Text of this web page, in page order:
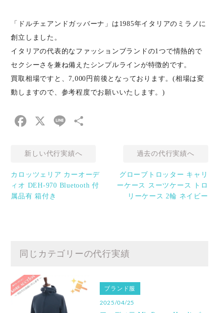
「ドルチェアンドガッバーナ」は1985年イタリアのミラノに
創立しました。
イタリアの代表的なファッションブランドの1つで情熱的で
セクシーさを兼ね備えたシンプルラインが特徴的です。
買取相場ですと、7,000円前後となっております。(相場は変
動しますので、参考程度でお願いいたします。)
Facebook
X Line
新しい代行実績へ
カロッツェリア カーオーデ
ィオ DEH-970 Bluetooth 付
属品有 箱付き
過去の代行実績へ
グローブトロッター キャリ
ーケース スーツケース トロ
リーケース 2輪 ネイビー
同じカテゴリーの代行実績
ブランド服
2025/04/25